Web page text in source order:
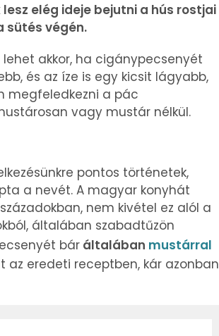
elég ideje bejutni a hús rostjai
sütés végén.
akkor, ha cigánypecsenyét
és az íze is egy kicsit lágyabb,
megfeledkezni a pác
vagy mustár nélkül.
pontos történetek,
a nevét. A magyar konyhát
nem kivétel ez alól a
általában szabadtűzön
bár általában mustárral
az eredeti receptben, kár azonban